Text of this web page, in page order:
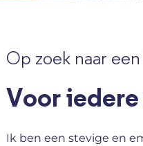
Op zoek naar
Voor
Ik ben een stevige en